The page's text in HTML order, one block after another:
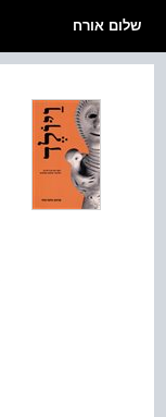
שלום אורח